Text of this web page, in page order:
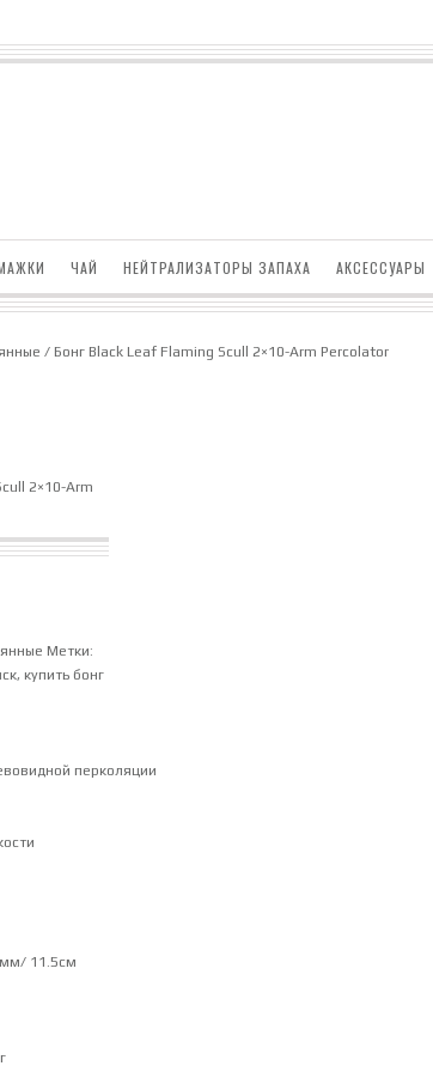
ЧАЙ НЕЙТРАЛИЗАТОРЫ ЗАПАХА АКСЕССУАРЫ
/ Бонг Black Leaf Flaming Scull 2×10-Arm Percolator
2×10-Arm
Метки:
, купить бонг
перколяции
11.5см